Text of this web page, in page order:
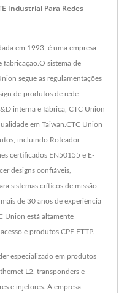
Industrial Para Redes
em 1993, é uma empresa
sistema de
segue as regulamentações
de produtos de rede
interna e fábrica, CTC Union
em Taiwan.CTC Union
incluindo Roteador
certificados EN50155 e E-
designs confiáveis,
sistemas críticos de missão
de 30 anos de experiência
Union está altamente
e produtos CPE FTTP.
especializado em produtos
L2, transponders e
e injetores. A empresa